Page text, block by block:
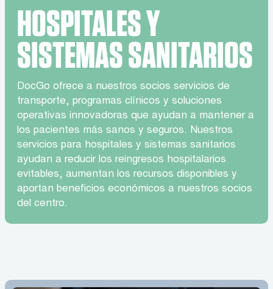
HOSPITALES Y
SISTEMAS SANITARIOS
DocGo ofrece a nuestros socios servicios de
transporte, programas clínicos y soluciones
operativas innovadoras que ayudan a mantener a
los pacientes más sanos y seguros. Nuestros
servicios para hospitales y sistemas sanitarios
ayudan a reducir los reingresos hospitalarios
evitables, aumentan los recursos disponibles y
aportan beneficios económicos a nuestros socios
del centro.